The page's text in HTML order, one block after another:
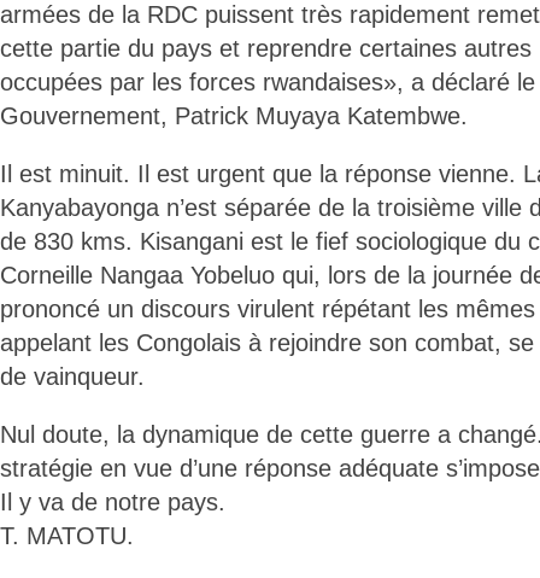
armées de la RDC puissent très rapidement
cette partie du pays et reprendre certaines autres
occupées par les forces rwandaises», a déclaré
Gouvernement, Patrick Muyaya Katembwe.
Il est minuit. Il est urgent que la réponse vienne.
Kanyabayonga n’est séparée de la troisième ville
de 830 kms. Kisangani est le fief sociologique du
Corneille Nangaa Yobeluo qui, lors de la journée
prononcé un discours virulent répétant les
appelant les Congolais à rejoindre son combat,
de vainqueur.
Nul doute, la dynamique de cette guerre a changé.
stratégie en vue d’une réponse adéquate
Il y va de notre pays.
T. MATOTU.